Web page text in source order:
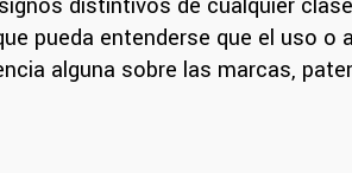
pueda entenderse que el uso
alguna sobre las marcas,